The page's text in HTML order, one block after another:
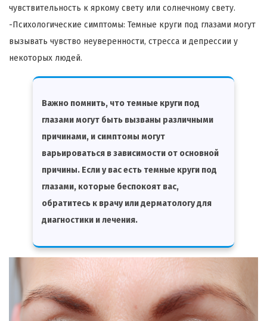
чувствительность к яркому свету или солнечному свету.
-Психологические симптомы: Темные круги под глазами могут
вызывать чувство неуверенности, стресса и депрессии у
некоторых людей.
Важно помнить, что темные круги под
глазами могут быть вызваны различными
причинами, и симптомы могут
варьироваться в зависимости от основной
причины. Если у вас есть темные круги под
глазами, которые беспокоят вас,
обратитесь к врачу или дерматологу для
диагностики и лечения.